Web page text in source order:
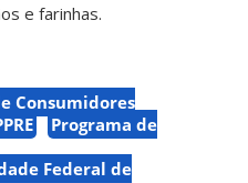
e farinhas.
Consumidores
Programa de
Federal de